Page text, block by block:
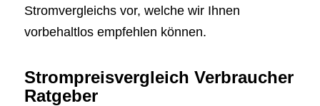
Stromvergleichs vor, welche wir Ihnen
vorbehaltlos empfehlen können.
Strompreisvergleich Verbraucher
Ratgeber